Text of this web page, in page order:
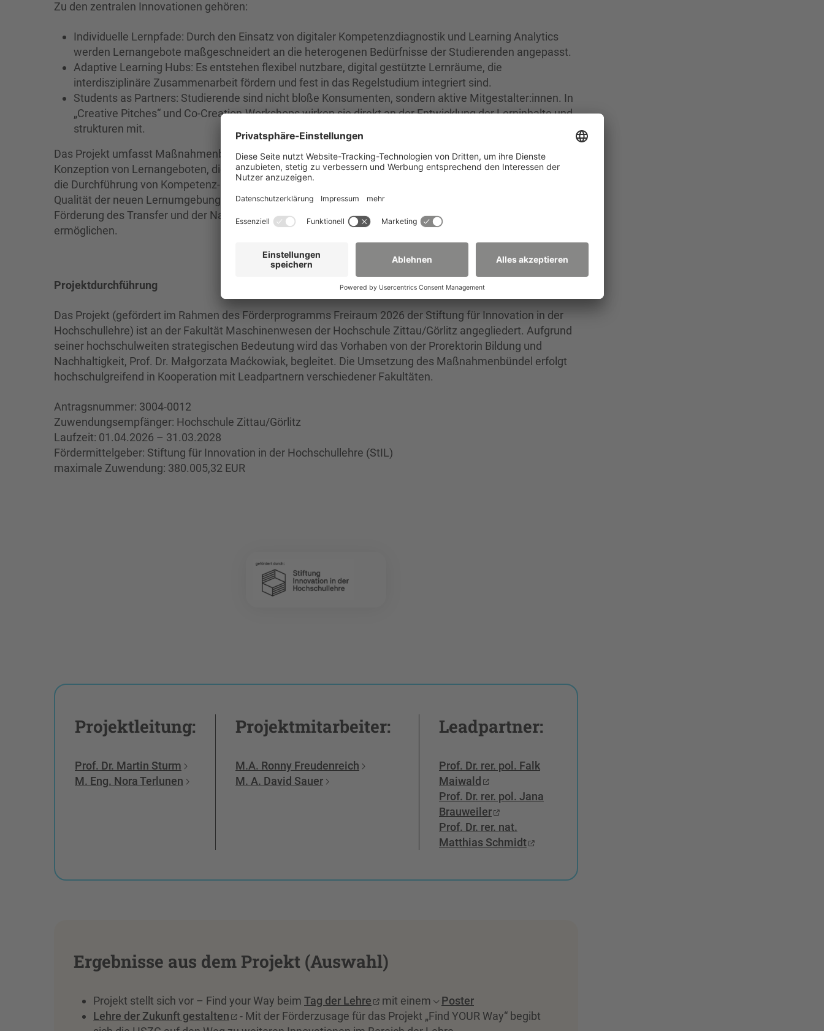
Zu den zentralen Innovationen gehören:
Individuelle Lernpfade: Durch den Einsatz von digitaler Kompetenzdiagnostik und Learning Analytics
werden Lernangebote maßgeschneidert an die heterogenen Bedürfnisse der Studierenden angepasst.
Adaptive Learning Hubs: Es entstehen flexibel nutzbare, digital gestützte Lernräume, die
interdisziplinäre Zusammenarbeit fördern und fest in das Regelstudium integriert sind.
Students as Partners: Studierende sind nicht bloße Konsumenten, sondern aktive Mitgestalter:innen. In
„Creative Pitches“ und Co-Creation-Workshops wirken sie direkt an der Entwicklung der Lerninhalte und -
strukturen mit.
Das Projekt umfasst Maßnahmenbündel zur Ableitung von Kompetenzprofilen und zur didaktischen
Konzeption von Lernangeboten, die Erprobung prototypischer, modulübergreifender Lernszenarien sowie
die Durchführung von Kompetenz-Boosts für Lehrende um das Lehrpersonal dabei zu unterstützen, die
Qualität der neuen Lernumgebungen zu sichern und weiterzuentwickeln und verschiedene Elemente zur
Förderung des Transfer und der Nachhaltigkeit um mit den Projektergebnisse weiterführende Impulse
ermöglichen.
Projektdurchführung
Das Projekt (gefördert im Rahmen des Förderprogramms Freiraum 2026 der Stiftung für Innovation in der
Hochschullehre) ist an der Fakultät Maschinenwesen der Hochschule Zittau/Görlitz angegliedert. Aufgrund
seiner hochschulweiten strategischen Bedeutung wird das Vorhaben von der Prorektorin Bildung und
Nachhaltigkeit, Prof. Dr. Małgorzata Maćkowiak, begleitet. Die Umsetzung des Maßnahmenbündel erfolgt
hochschulgreifend in Kooperation mit Leadpartnern verschiedener Fakultäten.
Antragsnummer: 3004-0012
Zuwendungsempfänger: Hochschule Zittau/Görlitz
Laufzeit: 01.04.2026 – 31.03.2028
Fördermittelgeber: Stiftung für Innovation in der Hochschullehre (StIL)
maximale Zuwendung: 380.005,32 EUR
Projektleitung:
Prof. Dr. Martin Sturm
M. Eng. Nora Terlunen
Projektmitarbeiter:
M.A. Ronny Freudenreich
M. A. David Sauer
Leadpartner:
Prof. Dr. rer. pol. Falk
Maiwald
Prof. Dr. rer. pol. Jana
Brauweiler
Prof. Dr. rer. nat.
Matthias Schmidt
Ergebnisse aus dem Projekt (Auswahl)
Projekt stellt sich vor – Find your Way beim Tag der Lehre mit einem
Poster
Lehre der Zukunft gestalten
- Mit der Förderzusage für das Projekt „Find YOUR Way“ begibt